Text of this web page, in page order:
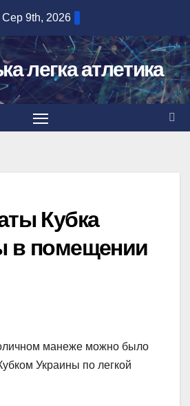
Сер 9th, 2026
легка атлетика
Кубка
в помещении
манеже можно было
Украины по легкой